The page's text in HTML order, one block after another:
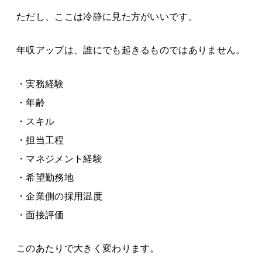
ただし、ここは冷静に見た方がいいです。
年収アップは、誰にでも起きるものではありません。
・実務経験
・年齢
・スキル
・担当工程
・マネジメント経験
・希望勤務地
・企業側の採用温度
・面接評価
このあたりで大きく変わります。